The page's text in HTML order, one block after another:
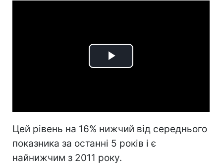
Play
Цей рівень на 16% нижчий від середнього
показника за останні 5 років і є
найнижчим з 2011 року.